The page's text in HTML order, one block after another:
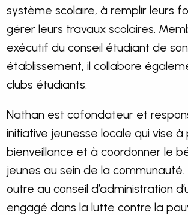
système scolaire, à remplir leurs
gérer leurs travaux scolaires.
exécutif du conseil étudiant de son
établissement, il collabore
clubs étudiants.
Nathan est cofondateur et
initiative jeunesse locale qui vise à
bienveillance et à coordonner le
jeunes au sein de la communauté.
outre au conseil d’administration
engagé dans la lutte contre la